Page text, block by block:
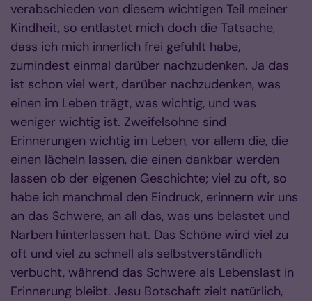
verabschieden von diesem wichtigen Teil meiner
Kindheit, so entlastet mich doch die Tatsache,
dass ich mich innerlich frei gefühlt habe,
zumindest einmal darüber nachzudenken. Ja das
ist schon viel wert, darüber nachzudenken, was
einen im Leben trägt, was wichtig, und was
weniger wichtig ist. Zweifelsohne sind
Erinnerungen wichtig im Leben, vor allem die, die
einen lächeln lassen, die einen dankbar werden
lassen ob der eigenen Geschichte; viel zu oft, so
habe ich manchmal den Eindruck, erinnern wir uns
an das Schwere, an all das, was uns belastet und
Narben hinterlassen hat. Das Schöne wird viel zu
oft und viel zu schnell als selbstverständlich
verbucht, während das Schwere als Lebenslast in
Erinnerung bleibt. Jesu Botschaft zielt natürlich,